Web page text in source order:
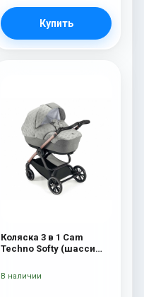
Купить
Коляска 3 в 1 Cam
Techno Softy (шасси
В наличии